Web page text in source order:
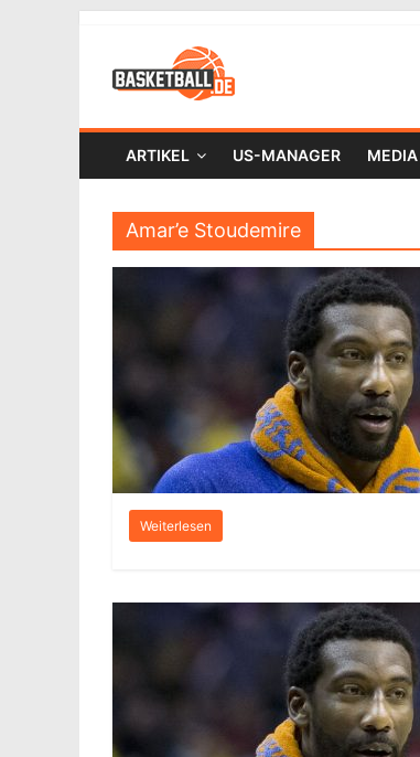
ARTIKEL US-MANAGER MEDIA
Amar’e Stoudemire
Weiterlesen